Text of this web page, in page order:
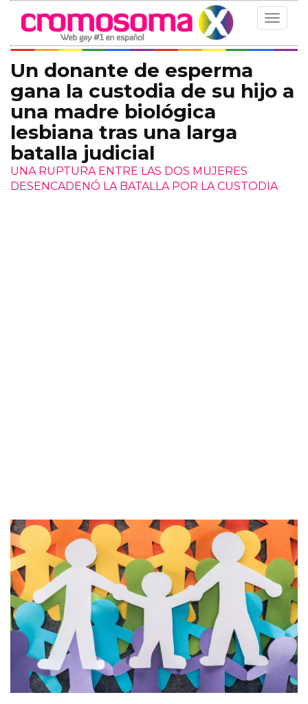
Toggle
Un donante de esperma
gana la custodia de su hijo a
una madre biológica
lesbiana tras una larga
batalla judicial
UNA RUPTURA ENTRE LAS DOS MUJERES
DESENCADENÓ LA BATALLA POR LA CUSTODIA